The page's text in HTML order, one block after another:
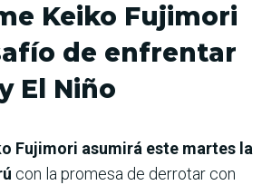
Keiko Fujimori
de enfrentar
El Niño
Fujimori asumirá este martes la
con la promesa de derrotar con